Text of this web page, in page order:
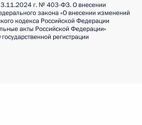
г. № 403-ФЗ. О внесении
закона «О внесении изменений
кодекса Российской Федерации
акты Российской Федерации»
регистрации